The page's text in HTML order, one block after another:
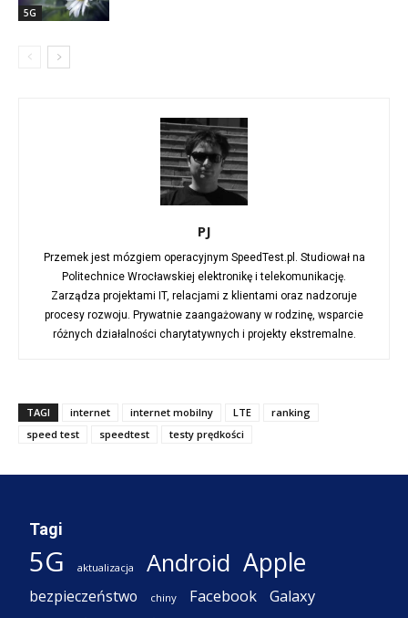
5G
PJ
Przemek jest mózgiem operacyjnym SpeedTest.pl. Studiował na
Politechnice Wrocławskiej elektronikę i telekomunikację.
Zarządza projektami IT, relacjami z klientami oraz nadzoruje
procesy rozwoju. Prywatnie zaangażowany w rodzinę, wsparcie
różnych działalności charytatywnych i projekty ekstremalne.
TAGI internet internet mobilny LTE
ranking
speed test
speedtest testy prędkości
Tagi
5G aktualizacja Android Apple
bezpieczeństwo chiny Facebook Galaxy